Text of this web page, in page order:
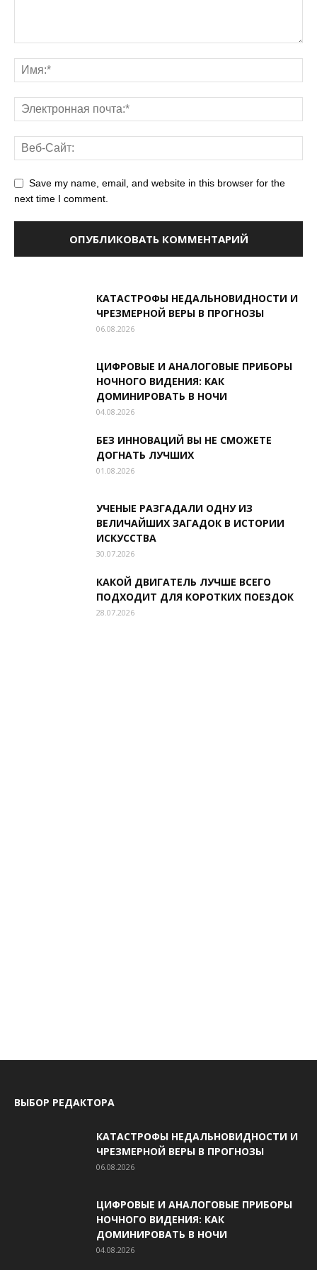
Save my name, email, and website in this browser for the
next time I comment.
КАТАСТРОФЫ НЕДАЛЬНОВИДНОСТИ И
ЧРЕЗМЕРНОЙ ВЕРЫ В ПРОГНОЗЫ
06.08.2026
ЦИФРОВЫЕ И АНАЛОГОВЫЕ ПРИБОРЫ
НОЧНОГО ВИДЕНИЯ: КАК
ДОМИНИРОВАТЬ В НОЧИ
04.08.2026
БЕЗ ИННОВАЦИЙ ВЫ НЕ СМОЖЕТЕ
ДОГНАТЬ ЛУЧШИХ
01.08.2026
УЧЕНЫЕ РАЗГАДАЛИ ОДНУ ИЗ
ВЕЛИЧАЙШИХ ЗАГАДОК В ИСТОРИИ
ИСКУССТВА
30.07.2026
КАКОЙ ДВИГАТЕЛЬ ЛУЧШЕ ВСЕГО
ПОДХОДИТ ДЛЯ КОРОТКИХ ПОЕЗДОК
28.07.2026
ВЫБОР РЕДАКТОРА
КАТАСТРОФЫ НЕДАЛЬНОВИДНОСТИ И
ЧРЕЗМЕРНОЙ ВЕРЫ В ПРОГНОЗЫ
06.08.2026
ЦИФРОВЫЕ И АНАЛОГОВЫЕ ПРИБОРЫ
НОЧНОГО ВИДЕНИЯ: КАК
ДОМИНИРОВАТЬ В НОЧИ
04.08.2026